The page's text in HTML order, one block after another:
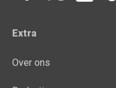
Extra
Over ons